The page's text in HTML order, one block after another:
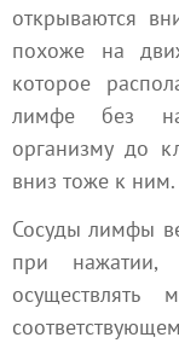
открываются
похоже на
которое
лимфе без
организму до
вниз тоже к ним.
Сосуды лимфы
при нажатии,